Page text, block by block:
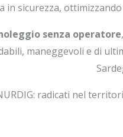
in sicurezza,
senza operatore
maneggevoli e di
radicati nel